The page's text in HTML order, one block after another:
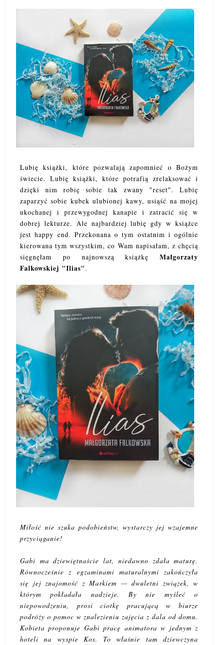
Lubię książki, które pozwalają zapomnieć o Bożym
świecie. Lubię książki, które potrafią zrelaksować i
dzięki nim robię sobie tak zwany "reset". Lubię
zaparzyć sobie kubek ulubionej kawy, usiąść na mojej
ukochanej i przewygodnej kanapie i zatracić się w
dobrej lekturze. Ale najbardziej lubię gdy w książce
jest happy end. Przekonana o tym ostatnim i ogólnie
kierowana tym wszystkim, co Wam napisałam, z chęcią
sięgnęłam po najnowszą książkę Małgorzaty
Falkowskiej "Ilias".
Miłość nie szuka podobieństw, wystarczy jej wzajemne
przyciąganie!
Gabi ma dziewiętnaście lat, niedawno zdała maturę.
Równocześnie z egzaminami maturalnymi zakończyła
się jej znajomość z Markiem — dwuletni związek, w
którym pokładała nadzieje. By nie myśleć o
niepowodzeniu, prosi ciotkę pracującą w biurze
podróży o pomoc w znalezieniu zajęcia z dala od domu.
Kobieta proponuje Gabi pracę animatora w jednym z
hoteli na wyspie Kos. To właśnie tam dziewczyna